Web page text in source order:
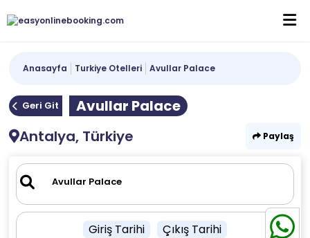
Anasayfa Turkiye Otelleri Avullar Palace
Geri Git
Avullar Palace
Antalya, Türkiye
Paylaş
Giriş Tarihi Çıkış Tarihi